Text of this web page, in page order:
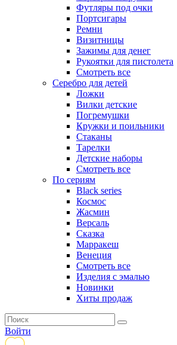
Футляры под очки
Портсигары
Ремни
Визитницы
Зажимы для денег
Рукоятки для пистолета
Смотреть все
Серебро для детей
Ложки
Вилки детские
Погремушки
Кружки и поильники
Стаканы
Тарелки
Детские наборы
Смотреть все
По сериям
Black series
Космос
Жасмин
Версаль
Сказка
Марракеш
Венеция
Смотреть все
Изделия с эмалью
Новинки
Хиты продаж
Войти